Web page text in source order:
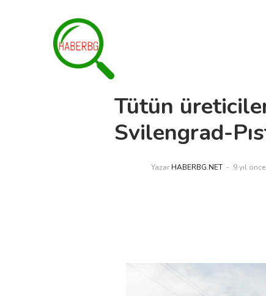
Tütün
Svilengrad-
Yazar HABERBG.NET 9 yıl önce